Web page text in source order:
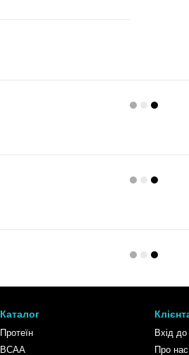
Каталог
Протеїн
BCAA
Вхід до
Про нас